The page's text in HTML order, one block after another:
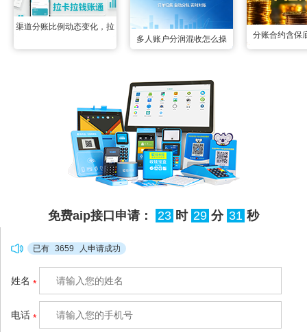
渠道分账比例动态变化，拉
多人账户分润混收怎么操
很多联营场景里都遇到过多
账户资金混收的难题：一笔
订单的收款账户同时绑定了
3个以上分润方，所有资金
先全部归集到一起，事后根
本分不清哪部分属于谁，人
很容易出现分错、漏分的情
轻量化适配，不用复杂的系
分账合约含保
免费aip接口申请： 23 时 29 分 31 秒
已有 3659 人申请成功
姓名 *
电话 *